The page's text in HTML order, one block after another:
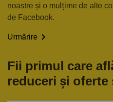
noastre și o mulțime de alte
de Facebook.
Urmărire 
Fii primul care
reduceri și oferte